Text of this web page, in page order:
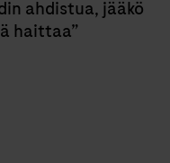
ahdistua, jääkö
haittaa”